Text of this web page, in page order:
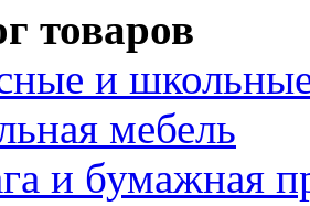
товаров
и
мебель
и бумажная